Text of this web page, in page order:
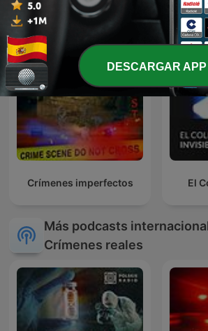
Crímenes imperfectos El
Más podcasts
Crímenes reales
DESCARGAR APP